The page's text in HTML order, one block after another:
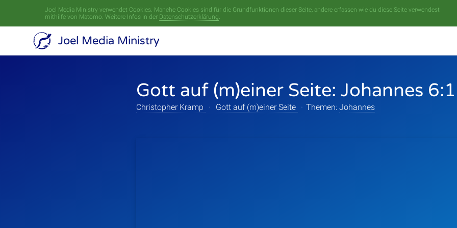
Joel Media Ministry verwendet Cookies. Manche Cookies sind für die Grundfunktionen dieser Seite, andere erfassen wie du diese Seite verwendest
mithilfe von Matomo. Weitere Infos in der Datenschutzerklärung.
Joel Media Ministry
Gott auf (m)einer Seite: Johannes
Christopher Kramp · Gott auf (m)einer Seite · Themen: Johannes